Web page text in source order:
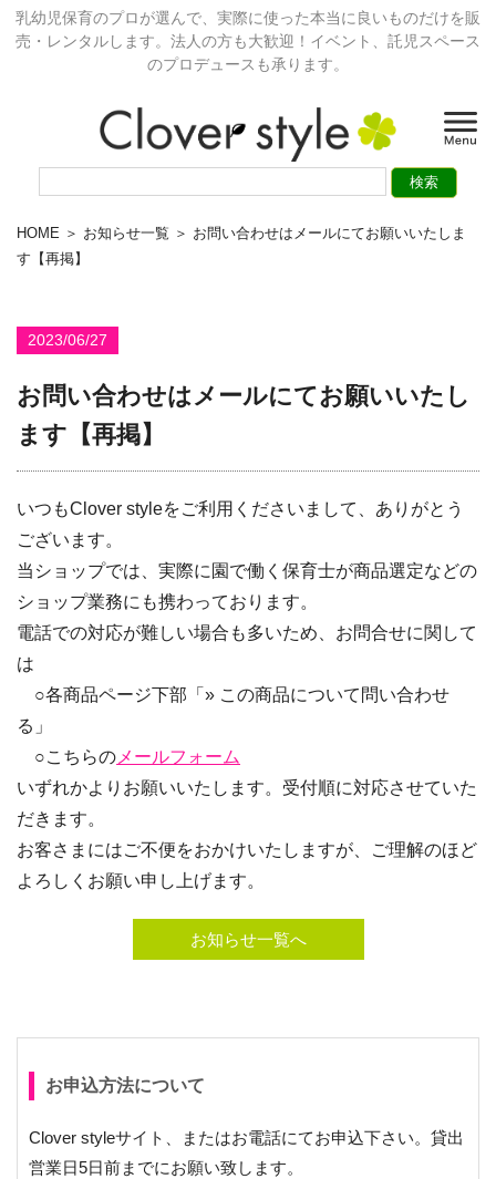
乳幼児保育のプロが選んで、実際に使った本当に良いものだけを販
売・レンタルします。法人の方も大歓迎！イベント、託児スペース
のプロデュースも承ります。
HOME ＞ お知らせ一覧 ＞ お問い合わせはメールにてお願いいたしま
す【再掲】
2023/06/27
お問い合わせはメールにてお願いいたし
ます【再掲】
いつもClover styleをご利用くださいまして、ありがとう
ございます。
当ショップでは、実際に園で働く保育士が商品選定などの
ショップ業務にも携わっております。
電話での対応が難しい場合も多いため、お問合せに関して
は
○各商品ページ下部「» この商品について問い合わせ
る」
○こちらの メールフォーム
いずれかよりお願いいたします。受付順に対応させていた
だきます。
お客さまにはご不便をおかけいたしますが、ご理解のほど
よろしくお願い申し上げます。
お知らせ一覧へ
お申込方法について
Clover styleサイト、またはお電話にてお申込下さい。貸出
営業日5日前までにお願い致します。